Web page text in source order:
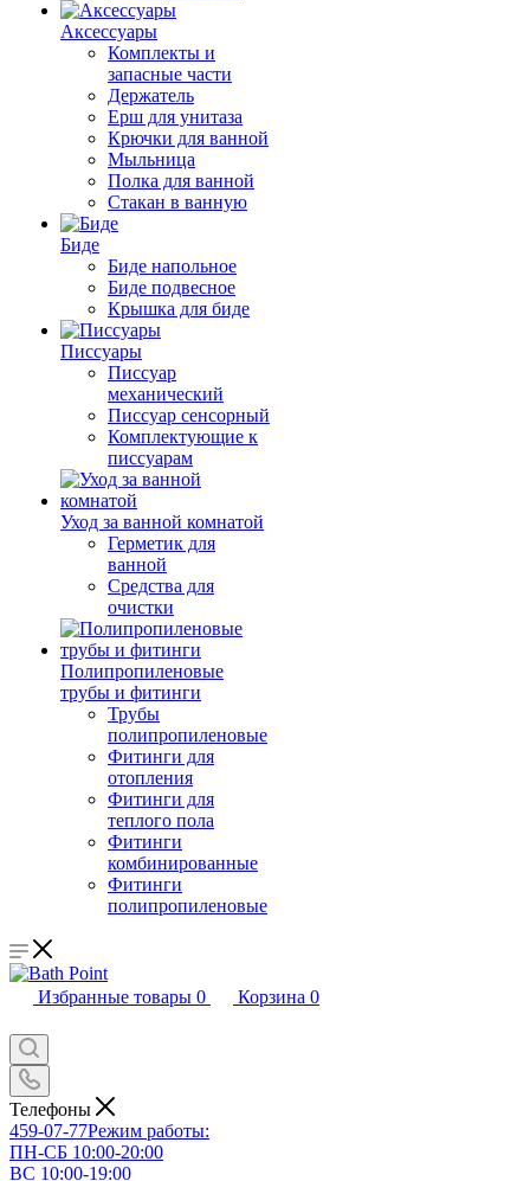
Аксессуары
Комплекты и
запасные части
Держатель
Ерш для унитаза
Крючки для ванной
Мыльница
Полка для ванной
Стакан в ванную
Биде
Биде напольное
Биде подвесное
Крышка для биде
Писсуары
Писсуар
механический
Писсуар сенсорный
Комплектующие к
писсуарам
Уход за ванной комнатой
Герметик для
ванной
Средства для
очистки
Полипропиленовые
трубы и фитинги
Трубы
полипропиленовые
Фитинги для
отопления
Фитинги для
теплого пола
Фитинги
комбинированные
Фитинги
полипропиленовые
Избранные товары 0 Корзина 0
Телефоны
459-07-77Режим работы:
ПН-СБ 10:00-20:00
ВС 10:00-19:00